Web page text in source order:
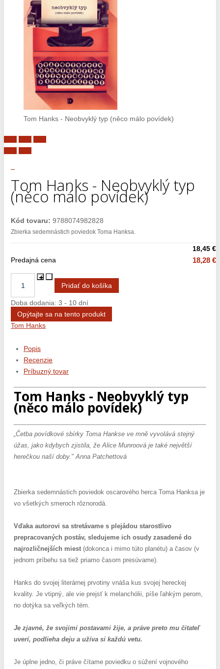
Tom Hanks - Neobvyklý typ (něco málo povídek)
Tom Hanks - Neobvyklý typ
(něco málo povídek)
Kód tovaru: 9788074982828
Zbierka sedemnástich poviedok Toma Hanksa.
18,45 €
Predajná cena
18,28 €
Doba dodania: 3 - 10 dní
Opýtajte sa na tento produkt
Tom Hanks
Popis
Recenzie
Príbuzný tovar
Tom Hanks - Neobvyklý typ
(něco málo povídek)
„Četba povídkové sbírky Toma Hankse ve mně vyvolává stejný
úžas, jako kdybych zjistila, že Alice Munroová je také největší
herečkou naší doby." Anna Patchettová
Zbierka sedemnástich poviedok oscarového herca Toma Hanksa je
vo všetkých smeroch rôznorodá.
Vďaka autorovi sa stretávame s plejádou starostlivo
prepracovaných postáv, sledujeme ich osudy zasadené do
najrozličnejších miest (dokonca i mimo túto planétu) a časov (v
jednom príbehu sa tiež priamo časom presúvame).
Hanks do svojej literárnej prvotiny vnáša kus svojej hereckej
kvality. Je vtipný, ale vie prejsť k melanchólii, píše ľahkým perom,
no dotýka sa veľkých tém.
Je zjavné, že svojimi postavami žije, a práve preto mu čitateľ
uverí, podlieha deju a užíva si každú vetu.
Je úplne jedno, či práve čítame poviedku o súžení vojnového